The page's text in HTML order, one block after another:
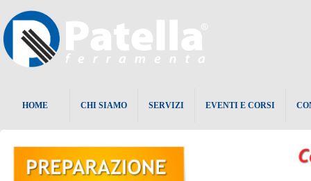
HOME CHI SIAMO SERVIZI EVENTI E CORSI